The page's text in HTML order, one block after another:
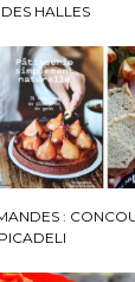
HALLES
: